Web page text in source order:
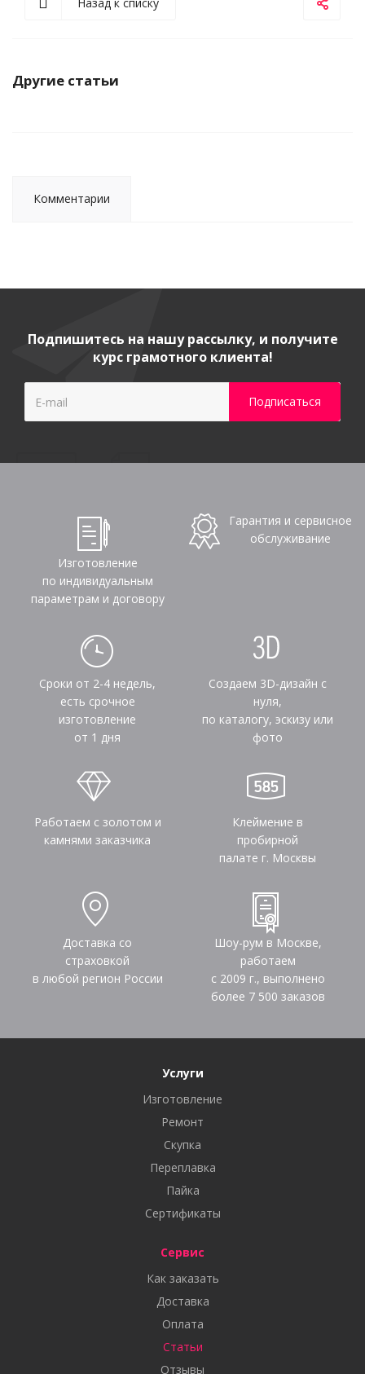
Другие статьи
Комментарии
Подпишитесь на нашу рассылку, и получите
курс грамотного клиента!
Изготовление
по индивидуальным
параметрам и договору
Гарантия и сервисное
обслуживание
Сроки от 2-4 недель,
есть срочное
изготовление
от 1 дня
Создаем 3D-дизайн с
нуля,
по каталогу, эскизу или
фото
Работаем с золотом и
камнями заказчика
Клеймение в
пробирной
палате г. Москвы
Доставка со
страховкой
в любой регион России
Шоу-рум в Москве,
работаем
с 2009 г., выполнено
более 7 500 заказов
Услуги
Изготовление
Ремонт
Скупка
Переплавка
Пайка
Сертификаты
Сервис
Как заказать
Доставка
Оплата
Статьи
Отзывы